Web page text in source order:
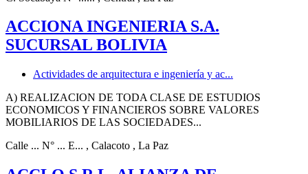
ACCIONA INGENIERIA S.A.
SUCURSAL BOLIVIA
Actividades de arquitectura e ingeniería y ac...
A) REALIZACION DE TODA CLASE DE ESTUDIOS
ECONOMICOS Y FINANCIEROS SOBRE VALORES
MOBILIARIOS DE LAS SOCIEDADES...
Calle ... N° ... E... , Calacoto , La Paz